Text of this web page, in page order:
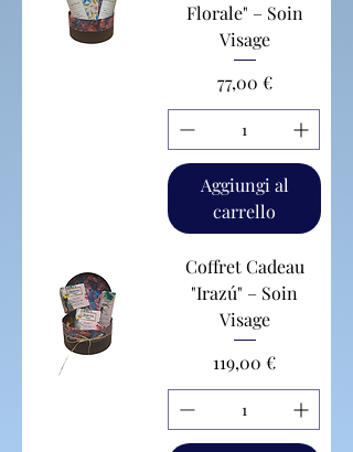
Florale" – Soin
Visage
Prezzo
77,00 €
Aggiungi al
carrello
Coffret Cadeau
"Irazú" – Soin
Visage
Prezzo
119,00 €